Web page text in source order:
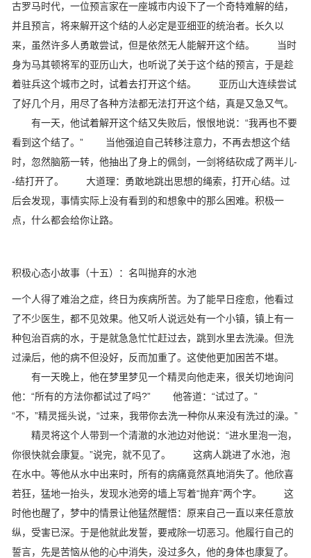
古罗马时代，一位预言家在一座城市内设下了一个奇特难解的结，
并且预言，将来解开这个结的人必定是亚细亚的统治者。长久以
来，虽然许多人勇敢尝试，但是依然无人能解开这个结。 当时
身为马其顿将军的亚历山大，也听说了关于这个结的预言，于是趁
着驻兵这个城市之时，试着去打开这个结。 亚历山大连续尝试
了好几个月，用尽了各种方法都无法打开这个结，真是又急又气。
有一天，他试着解开这个结又失败后，恨恨地说：“我再也不要
看到这个结了。” 当他强迫自己转移注意力，不再去想这个结
时，忽然脑筋一转，他抽出了身上的佩剑，一剑将结砍成了两半儿-
-结打开了。 大道理：勇敢地跳出思想的绳索，打开心结。过
后会发现，事情实际上没有看到的和想象中的那么困难。积极一
点，什么都会给你让路。
积极心态小故事（十五）：名叫抛弃的水池
一个人得了难治之症，终日为疾病所苦。为了能早日痊愈，他看过
了不少医生，都不见效果。他又听人说远处有一个小镇，镇上有一
种包治百病的水，于是就急急忙忙赶过去，跳到水里去洗澡。但洗
过澡后，他的病不但没好，反而加重了。这使他更加困苦不堪。
有一天晚上，他在梦里梦见一个精灵向他走来，很关切地询问
他：“所有的方法你都试过了吗?” 他答道：“试过了。”
“不，”精灵摇头说，“过来，我带你去洗一种你从来没有洗过的澡。”
精灵将这个人带到一个清澈的水池边对他说：“进水里泡一泡，
你很快就会康复。”说完，就不见了。 这病人跳进了水池，泡
在水中。等他从水中出来时，所有的病痛竟然真地消失了。他欣喜
若狂，猛地一抬头，发现水池旁的墙上写着“抛弃”两个字。 这
时他也醒了，梦中的情景让他猛然醒悟：原来自己一直以来任意放
纵，受害已深。于是他就此发誓，要戒除一切恶习。他履行自己的
誓言，先是苦恼从他的心中消失，没过多久，他的身体也康复了。